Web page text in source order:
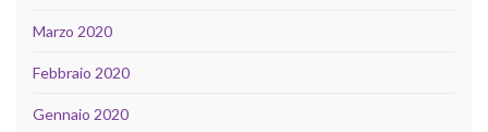
Marzo 2020
Febbraio 2020
Gennaio 2020